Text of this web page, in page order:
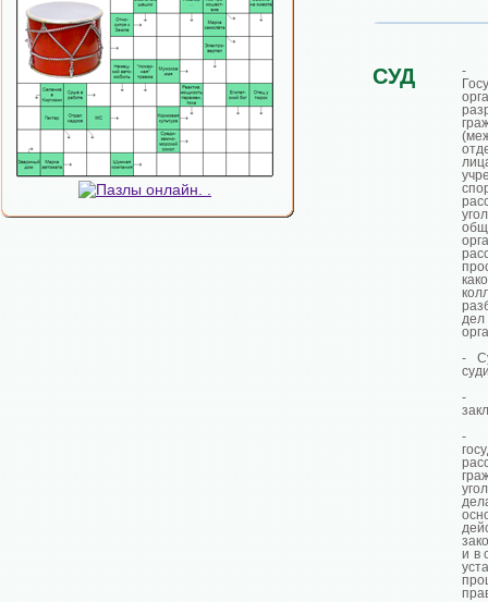
СУД
-
-
-
-
и в